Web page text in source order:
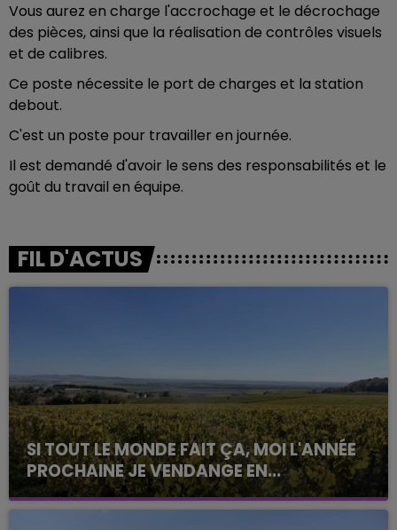
Vous aurez en charge l'accrochage et le décrochage
des pièces, ainsi que la réalisation de contrôles visuels
et de calibres.
Ce poste nécessite le port de charges et la station
debout.
C'est un poste pour travailler en journée.
Il est demandé d'avoir le sens des responsabilités et le
goût du travail en équipe.
FIL D'ACTUS
SI TOUT LE MONDE FAIT ÇA, MOI L'ANNÉE
PROCHAINE JE VENDANGE EN...
La vendange en Champagne a débuté ce jeudi 6
août dans la commune de Montgueux (Aube). Du